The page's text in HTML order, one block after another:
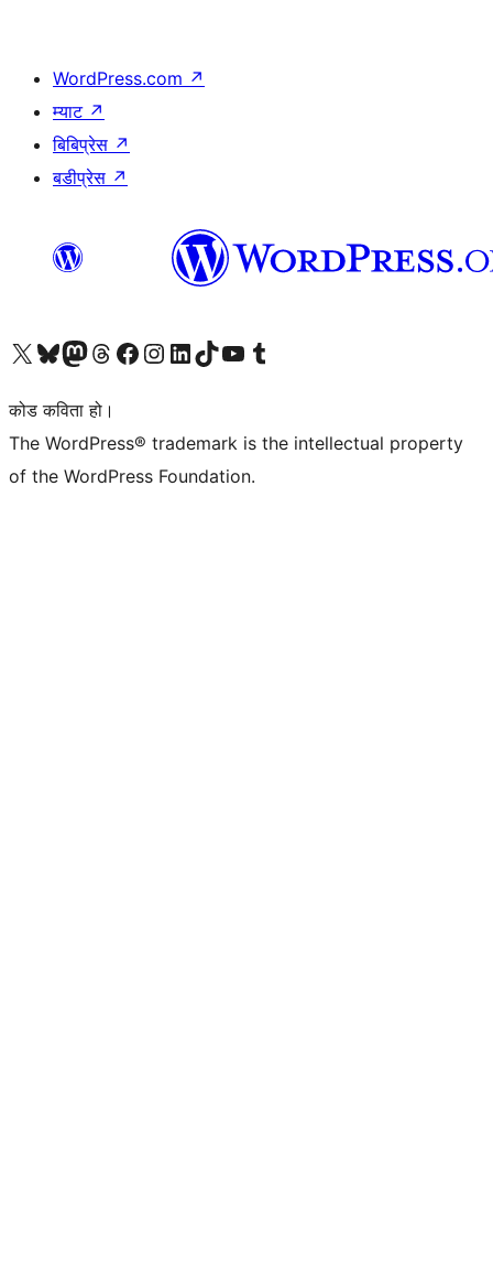
WordPress.com ↗
म्याट ↗
बिबिप्रेस ↗
बडीप्रेस ↗
हाम्रो X (पहिले ट्विटर) खातामा जानुहोस्
हाम्रो Bluesky खाता भ्रमण गर्नुहोस्
हाम्रो म्यास्टोडन खाता भ्रमण गर्नुहोस्
हाम्रो थ्रेड्स खातामा जानुहोस्
हाम्रो फेसबुक पेजमा जानुहोस्
हाम्रो इन्स्टाग्राम खातामा जानुहोस्
हाम्रो लिङ्क्डइन खातामा जानुहोस्
हाम्रो TikTok खाता भ्रमण गर्नुहोस्
हाम्रो युट्युब च्यानलमा जानुहोस्
हाम्रो टम्बलर खाता भ्रमण गर्नुहोस्
कोड कविता हो।
The WordPress® trademark is the intellectual property
of the WordPress Foundation.